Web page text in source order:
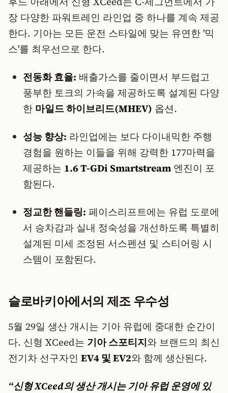
장 다양한 파워트레인 라인업 중 하나를 계속 제공
한다. 기아는 모든 운전 스타일에 맞는 유연한 '믹
스'를 최우선으로 한다.
전동화 효율: 배출가스를 줄이면서 부드럽고
풍부한 토크의 가속을 제공하도록 설계된 다양
한 마일드 하이브리드(MHEV) 옵션.
성능 향상: 라인업에는 보다 다이내믹한 주행
경험을 원하는 이들을 위해 강력한 177마력을
제공하는 1.6 T-GDi Smartstream엔진이 포
함된다.
정교한 핸들링: 페이스리프트에는 유럽 도로에
서 승차감과 실내 정숙성을 개선하도록 특별히
설계된 미세 조정된 서스펜션 및 스티어링 시
스템이 포함된다.
슬로바키아에서의 제조 우수성
​5월 29일 생산 개시는 기아 유럽에 중대한 순간이
다. 신형 XCeed는 기아 스포티지와 브랜드의 최신
전기차 선구자인 EV4 및 EV2와 함께 생산된다.
​“신형 XCeed의 생산 개시는 기아 유럽 운영에 있